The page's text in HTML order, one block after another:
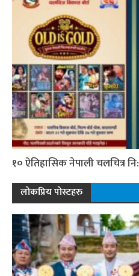
१० ऐतिहासिक नेपाली चलचित्र
लोकप्रिय पोस्टहरु